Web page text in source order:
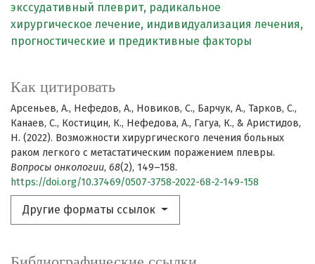
экссудативный плеврит, радикальное
хирургическое лечение, индивидуализация лечения,
прогностические и предиктивные факторы
Как цитировать
Арсеньев, А., Нефедов, А., Новиков, С., Барчук, А., Тарков, С.,
Канаев, С., Костицин, К., Нефедова, А., Гагуа, К., & Аристидов,
Н. (2022). Возможности хирургического лечения больных
раком легкого с метастатическим поражением плевры.
Вопросы онкологии, 68(2), 149–158.
https://doi.org/10.37469/0507-3758-2022-68-2-149-158
Другие форматы ссылок